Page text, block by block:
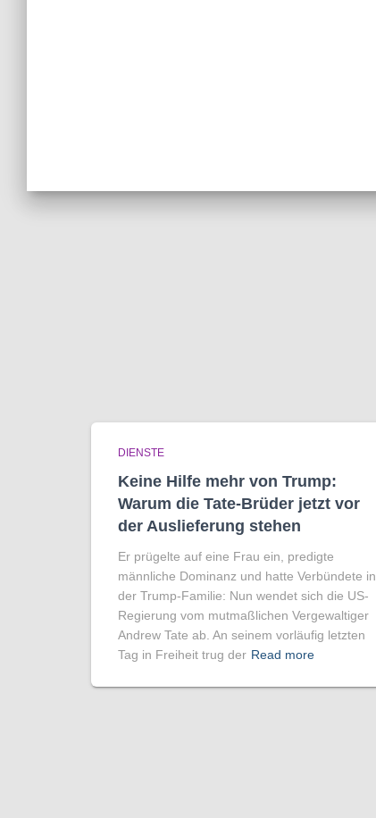
DIENSTE
Keine Hilfe mehr von Trump:
Warum die Tate-Brüder jetzt vor
der Auslieferung stehen
Er prügelte auf eine Frau ein, predigte
männliche Dominanz und hatte Verbündete in
der Trump-Familie: Nun wendet sich die US-
Regierung vom mutmaßlichen Vergewaltiger
Andrew Tate ab. An seinem vorläufig letzten
Tag in Freiheit trug der Read more